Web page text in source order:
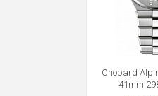
Chopard
41mm